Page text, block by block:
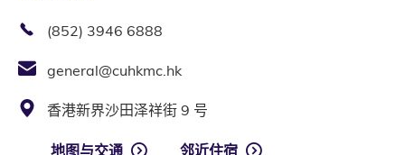
(852) 3946 6888
general@cuhkmc.hk
香港新界沙田泽祥街 9 号
地图与交通 邻近住宿